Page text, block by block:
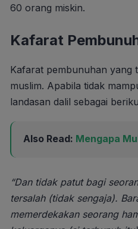
60 orang miskin.
Kafarat
Kafarat pembunuhan yang
muslim. Apabila tidak
landasan dalil sebagai
Also Read: Mengapa
“Dan tidak patut bagi
tersalah (tidak sengaja).
memerdekakan seorang